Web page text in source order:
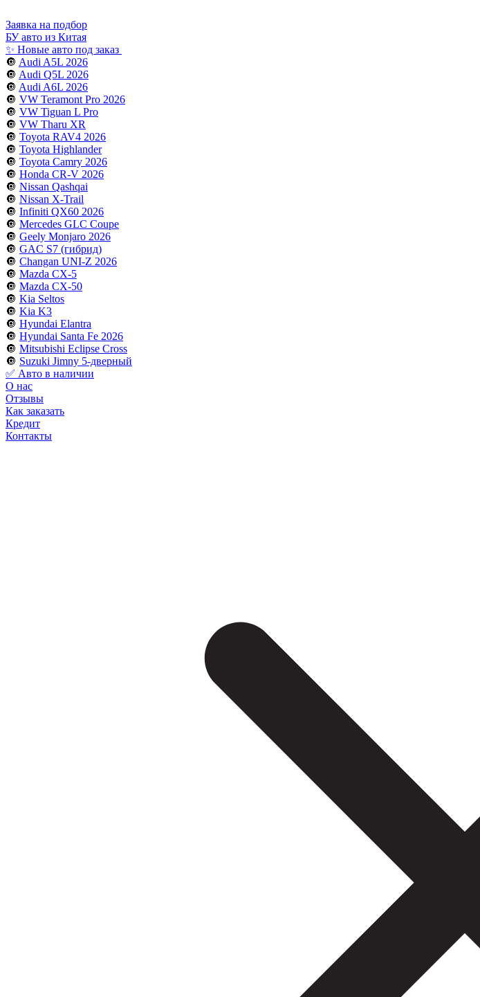
Заявка на подбор
БУ авто из Китая
✨ Новые авто под заказ
🔘 Audi A5L 2026
🔘 Audi Q5L 2026
🔘 Audi A6L 2026
🔘 VW Teramont Pro 2026
🔘 VW Tiguan L Pro
🔘 VW Tharu XR
🔘 Toyota RAV4 2026
🔘 Toyota Highlander
🔘 Toyota Camry 2026
🔘 Honda CR-V 2026
🔘 Nissan Qashqai
🔘 Nissan X-Trail
🔘 Infiniti QX60 2026
🔘 Mercedes GLC Coupe
🔘 Geely Monjaro 2026
🔘 GAC S7 (гибрид)
🔘 Changan UNI-Z 2026
🔘 Mazda CX-5
🔘 Mazda CX-50
🔘 Kia Seltos
🔘 Kia K3
🔘 Hyundai Elantra
🔘 Hyundai Santa Fe 2026
🔘 Mitsubishi Eclipse Cross
🔘 Suzuki Jimny 5-дверный
✅ Авто в наличии
О нас
Отзывы
Как заказать
Кредит
Контакты